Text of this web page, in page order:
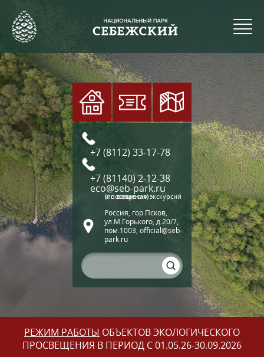
+7 (8112) 33-17-78
+7 (81140) 2-12-38
eco@seb-park.ru
(по вопросам экскурсий и посещения)
Россия, гор.Псков,
ул.М.Горького, д.20/7,
пом.1003, official@seb-
park.ru
РЕЖИМ РАБОТЫ ОБЪЕКТОВ ЭКОЛОГИЧЕСКОГО
ПРОСВЕЩЕНИЯ В ПЕРИОД С 01.05.26-30.09.2026